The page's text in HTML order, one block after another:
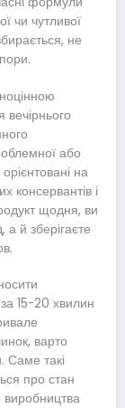
чи чутливої
не
або
на
консервантів і
щодня, ви
й зберігаєте
15-20 хвилин
варто
Саме такі
про стан
виробництва